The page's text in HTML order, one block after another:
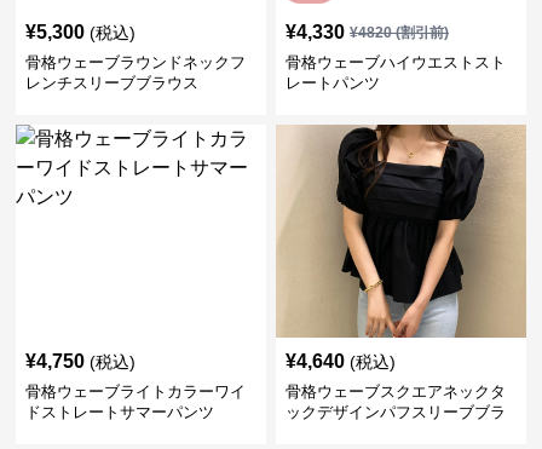
¥5,300 (税込)
骨格ウェーブラウンドネックフ
レンチスリーブブラウス
¥4,330 ¥4820(割引前)
骨格ウェーブハイウエストスト
レートパンツ
¥4,750 (税込)
骨格ウェーブライトカラーワイ
ドストレートサマーパンツ
¥4,640 (税込)
骨格ウェーブスクエアネックタ
ックデザインパフスリーブブラ